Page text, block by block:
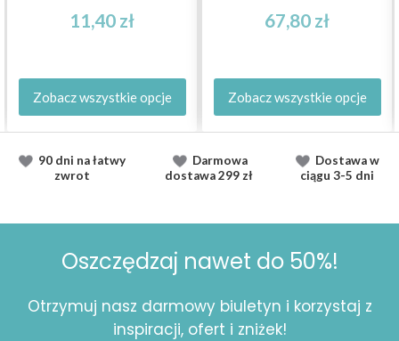
11,40 zł
Zobacz wszystkie opcje
67,80 zł
Zobacz wszystkie opcje
90 dni na łatwy
zwrot
Darmowa
dostawa299 zł
Dostawaw
ciągu 3-5 dni
Oszczędzaj nawet do 50%!
Otrzymuj nasz darmowy biuletyn i korzystaj z
inspiracji, ofert i zniżek!